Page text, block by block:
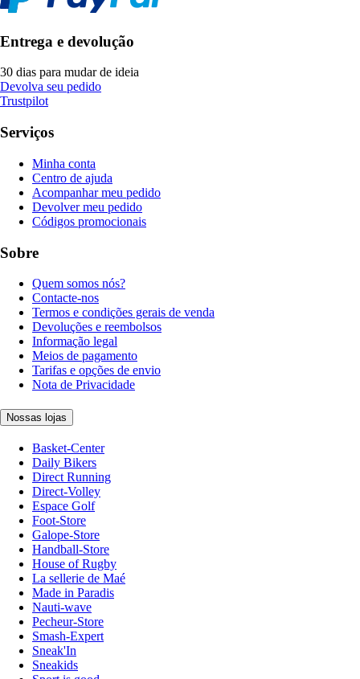
Entrega e devolução
30 dias para mudar de ideia
Devolva seu pedido
Trustpilot
Serviços
Minha conta
Centro de ajuda
Acompanhar meu pedido
Devolver meu pedido
Códigos promocionais
Sobre
Quem somos nós?
Contacte-nos
Termos e condições gerais de venda
Devoluções e reembolsos
Informação legal
Meios de pagamento
Tarifas e opções de envio
Nota de Privacidade
Nossas lojas
Basket-Center
Daily Bikers
Direct Running
Direct-Volley
Espace Golf
Foot-Store
Galope-Store
Handball-Store
House of Rugby
La sellerie de Maé
Made in Paradis
Nauti-wave
Pecheur-Store
Smash-Expert
Sneak'In
Sneakids